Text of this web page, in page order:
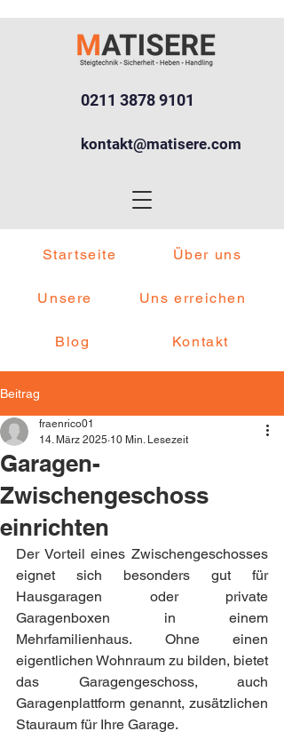
0211 3878 9101
kontakt@matisere.com
Startseite Über uns
Unsere Uns erreichen
Blog Kontakt
Beitrag
Garagen-
Zwischengeschoss
einrichten
fraenrico01
14. März 2025 10 Min. Lesezeit
Der Vorteil eines Zwischengeschosses
eignet sich besonders gut für
Hausgaragen oder private
Garagenboxen in einem
Mehrfamilienhaus. Ohne einen
eigentlichen Wohnraum zu bilden, bietet
das Garagengeschoss, auch
Garagenplattform genannt, zusätzlichen
Stauraum für Ihre Garage.